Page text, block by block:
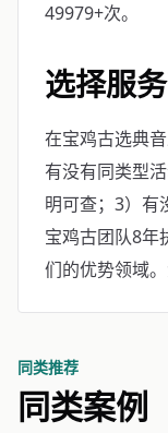
49979+次。
选择服
在宝鸡古选典
有没有同类型
明可查；3）有
宝鸡古团队8年
们的优势领域
同类推荐
同类案例